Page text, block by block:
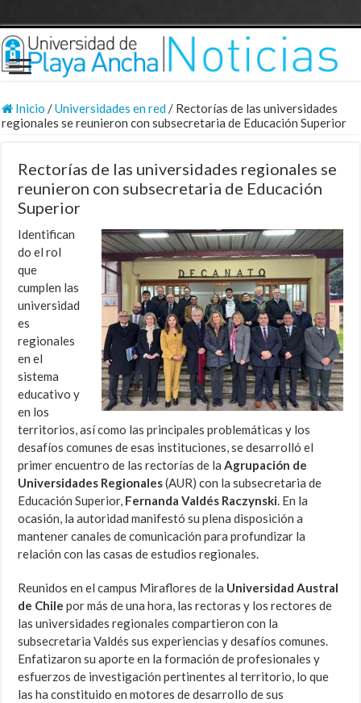
Inicio /Universidades en red/ Rectorías de las universidades
regionales se reunieron con subsecretaria de Educación Superior
Rectorías de las universidades regionales se
reunieron con subsecretaria de Educación
Superior
Identifican
do el rol
que
cumplen las
universidad
es
regionales
en el
sistema
educativo y
en los
territorios, así como las principales problemáticas y los
desafíos comunes de esas instituciones, se desarrolló el
primer encuentro de las rectorías de laAgrupación de
Universidades Regionales(AUR) con la subsecretaria de
Educación Superior, Fernanda Valdés Raczynski. En la
ocasión, la autoridad manifestó su plena disposición a
mantener canales de comunicación para profundizar la
relación con las casas de estudios regionales.
Reunidos en el campus Miraflores de la Universidad Austral
de Chile por más de una hora, las rectoras y los rectores de
las universidades regionales compartieron con la
subsecretaria Valdés sus experiencias y desafíos comunes.
Enfatizaron su aporte en la formación de profesionales y
esfuerzos de investigación pertinentes al territorio, lo que
las ha constituido en motores de desarrollo de sus